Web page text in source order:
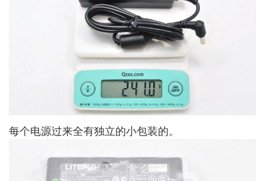
每个电源过来全有独立的小包装的。